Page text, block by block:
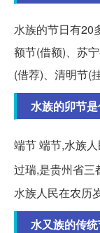
水族的节日有20
额节(借额)、苏
(借荐)、清明节(
水族的卯节
端节 端节,水族
过瑞,是贵州省三
水族人民在农历
水又族的传